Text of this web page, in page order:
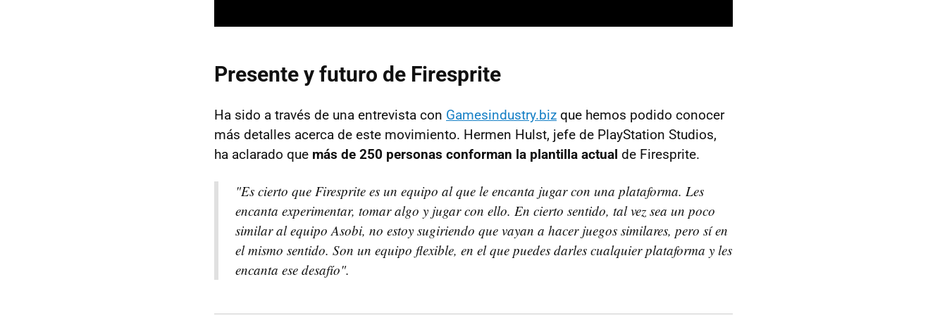
Presente y futuro de Firesprite
Ha sido a través de una entrevista con Gamesindustry.biz que hemos podido conocer
más detalles acerca de este movimiento. Hermen Hulst, jefe de PlayStation Studios,
ha aclarado que más de 250 personas conforman la plantilla actual de Firesprite.
"Es cierto que Firesprite es un equipo al que le encanta jugar con una plataforma. Les
encanta experimentar, tomar algo y jugar con ello. En cierto sentido, tal vez sea un poco
similar al equipo Asobi, no estoy sugiriendo que vayan a hacer juegos similares, pero sí en
el mismo sentido. Son un equipo flexible, en el que puedes darles cualquier plataforma y les
encanta ese desafío".